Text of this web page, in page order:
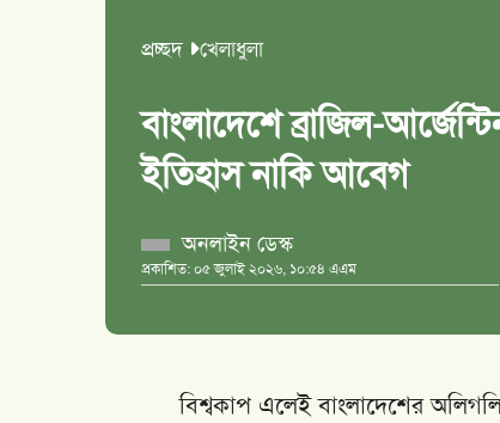
প্রচ্ছদ খেলাধুলা
বাংলাদেশে ব্রাজিল-
ইতিহাস নাকি আবেগ
অনলাইন ডেস্ক
প্রকাশিত: ০৫ জুলাই ২০২৬, ১০:৫৪ এএম
বিশ্বকাপ এলেই বাংলাদেশের